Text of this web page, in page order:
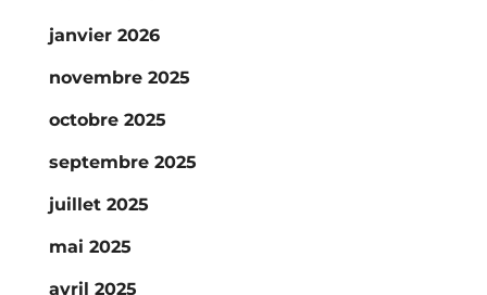
janvier 2026
novembre 2025
octobre 2025
septembre 2025
juillet 2025
mai 2025
avril 2025